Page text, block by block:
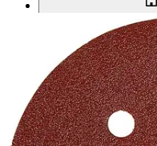
Tarkista
Tuotekuvaus